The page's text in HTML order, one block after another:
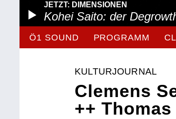
JETZT: DIMENSIONEN
Kohei Saito: der
Ö1 SOUND PROGRAMM
KULTURJOURNAL
Clemens
++